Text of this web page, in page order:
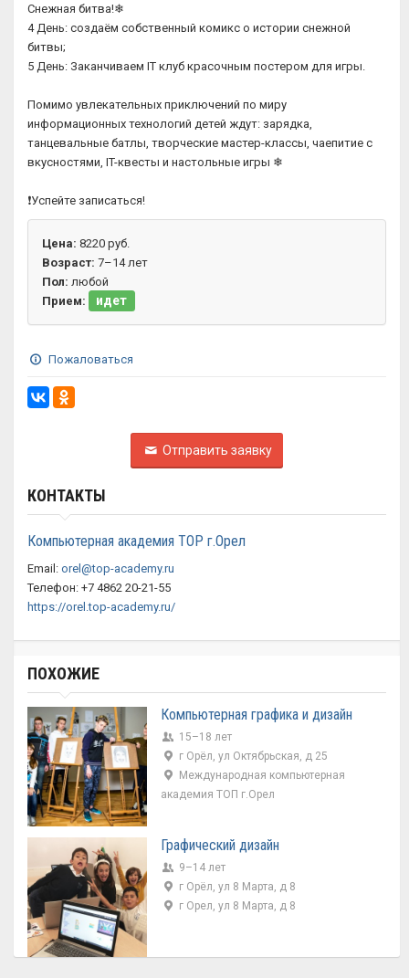
Снежная битва!❄
4 День: создаём собственный комикс о истории снежной
битвы;
5 День: Заканчиваем IT клуб красочным постером для игры.
Помимо увлекательных приключений по миру
информационных технологий детей ждут: зарядка,
танцевальные батлы, творческие мастер-классы, чаепитие с
вкусностями, IT-квесты и настольные игры ❄
❗Успейте записаться!
Цена: 8220 руб.
Возраст: 7–14 лет
Пол: любой
Прием:
идет
Пожаловаться
Отправить заявку
КОНТАКТЫ
Компьютерная академия ТОР г.Орел
Email: orel@top-academy.ru
Телефон: +7 4862 20-21-55
https://orel.top-academy.ru/
ПОХОЖИЕ
Компьютерная графика и дизайн
15–18 лет
г Орёл, ул Октябрьская, д 25
Международная компьютерная
академия ТОП г.Орел
Графический дизайн
9–14 лет
г Орёл, ул 8 Марта, д 8
г Орел, ул 8 Марта, д 8